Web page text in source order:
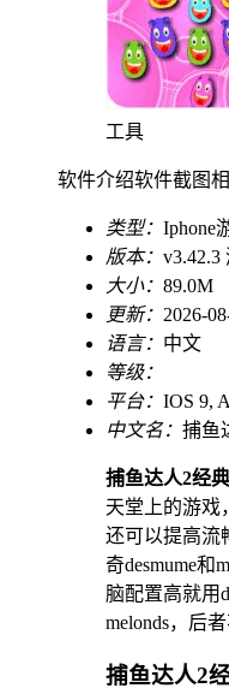
工具
软件介绍软件截图
类型： Iphone
版本： v3.42.3
大小： 89.0M
更新： 2026-
语言： 中文
等级：
平台： IOS 9,
中文名： 捕鱼
捕鱼达人2经
天堂上的游戏
还可以提高流
奇desmume和
脑配置高就用
melonds，后
捕鱼达人2